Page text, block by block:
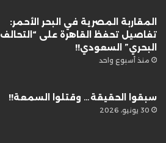
المقاربة المصرية في البحر الأحمر:
تفاصيل تحفظ القاهرة على “التحالف
البحري” السعودي!!
منذ أسبوع واحد
سبقوا الحقيقة… وقتلوا السمعة!!
30 يونيو، 2026